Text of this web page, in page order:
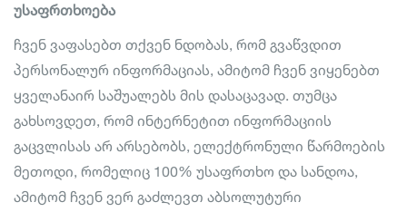
უსაფრთხოება
ჩვენ ვაფასებთ თქვენ ნდობას, რომ გვაწვდით
პერსონალურ ინფორმაციას, ამიტომ ჩვენ ვიყენებთ
ყველანაირ საშუალებს მის დასაცავად. თუმცა
გახსოვდეთ, რომ ინტერნეტით ინფორმაციის
გაცვლისას არ არსებობს, ელექტრონული წარმოების
მეთოდი, რომელიც 100% უსაფრთხო და სანდოა,
ამიტომ ჩვენ ვერ გაძლევთ აბსოლუტური